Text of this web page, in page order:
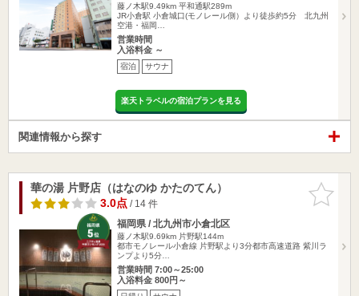
藤ノ木駅9.49km 平和通駅289m
JR小倉駅 小倉城口(モノレール側）より徒歩約5分 北九州
空港・福岡…
営業時間
入浴料金 ～
宿泊 サウナ
楽天トラベルの宿泊プランを見る
関連情報から探す
お気に入
りに追加
華の湯 片野店（はなのゆ かたのてん）
3.0点/ 14 件
福岡県 / 北九州市小倉北区
藤ノ木駅9.69km 片野駅144m
都市モノレール小倉線 片野駅より3分都市高速道路 紫川ラ
ンプより5分…
営業時間 7:00～25:00
入浴料金 800円～